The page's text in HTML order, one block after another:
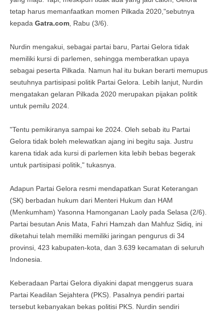
tetap harus memanfaatkan momen Pilkada 2020,"sebutnya
kepada Gatra.com , Rabu (3/6).
Nurdin mengakui, sebagai partai baru, Partai Gelora tidak
memiliki kursi di parlemen, sehingga memberatkan upaya
sebagai peserta Pilkada. Namun hal itu bukan berarti memupus
seutuhnya partisipasi politik Partai Gelora. Lebih lanjut, Nurdin
mengatakan gelaran Pilkada 2020 merupakan pijakan politik
untuk pemilu 2024.
"Tentu pemikiranya sampai ke 2024. Oleh sebab itu Partai
Gelora tidak boleh melewatkan ajang ini begitu saja. Justru
karena tidak ada kursi di parlemen kita lebih bebas begerak
untuk partisipasi politik," tukasnya.
Adapun Partai Gelora resmi mendapatkan Surat Keterangan
(SK) berbadan hukum dari Menteri Hukum dan HAM
(Menkumham) Yasonna Hamonganan Laoly pada Selasa (2/6).
Partai besutan Anis Mata, Fahri Hamzah dan Mahfuz Sidiq, ini
diketahui telah memiliki memiliki jaringan pengurus di 34
provinsi, 423 kabupaten-kota, dan 3.639 kecamatan di seluruh
Indonesia.
Keberadaan Partai Gelora diyakini dapat menggerus suara
Partai Keadilan Sejahtera (PKS). Pasalnya pendiri partai
tersebut kebanyakan bekas politisi PKS. Nurdin sendiri